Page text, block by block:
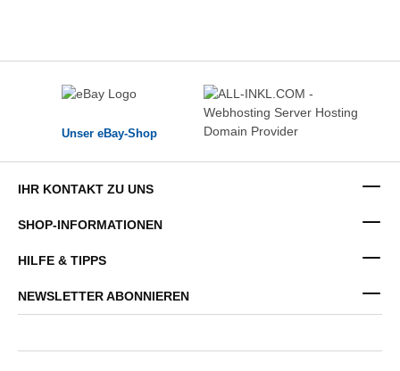
Unser eBay-Shop
IHR KONTAKT ZU UNS
SHOP-INFORMATIONEN
HILFE & TIPPS
NEWSLETTER ABONNIEREN